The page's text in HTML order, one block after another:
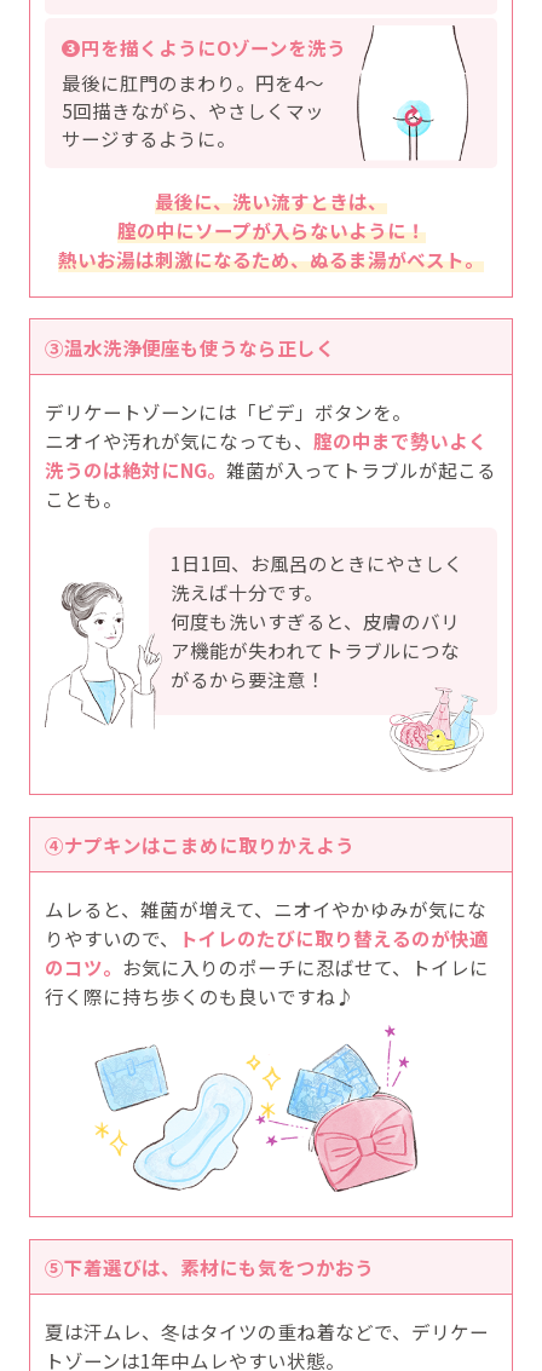
❸円を描くようにOゾーンを洗う
最後に肛門のまわり。円を4〜
5回描きながら、やさしくマッ
サージするように。
最後に、洗い流すときは、
腟の中にソープが入らないように！
熱いお湯は刺激になるため、ぬるま湯がベスト。
③温水洗浄便座も使うなら正しく
デリケートゾーンには「ビデ」ボタンを。
ニオイや汚れが気になっても、 腟の中まで勢いよく
洗うのは絶対にNG。雑菌が入ってトラブルが起こる
ことも。
1日1回、お風呂のときにやさしく
洗えば十分です。
何度も洗いすぎると、皮膚のバリ
ア機能が失われてトラブルにつな
がるから要注意！
④ナプキンはこまめに取りかえよう
ムレると、雑菌が増えて、ニオイやかゆみが気にな
りやすいので、
トイレのたびに取り替えるのが快適
のコツ。 お気に入りのポーチに忍ばせて、トイレに
行く際に持ち歩くのも良いですね♪
⑤下着選びは、素材にも気をつかおう
夏は汗ムレ、冬はタイツの重ね着などで、デリケー
トゾーンは1年中ムレやすい状態。